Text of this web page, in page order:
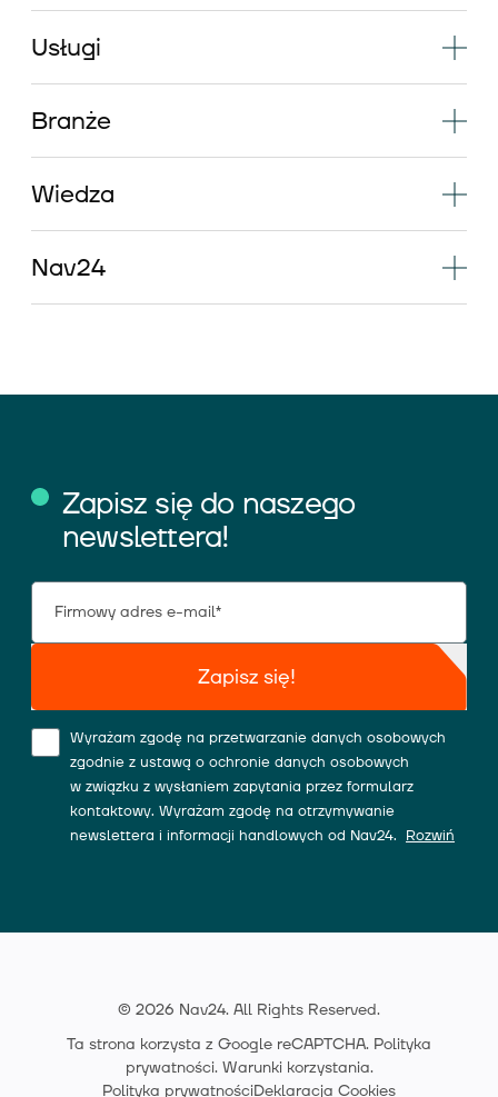
Usługi
Branże
Wiedza
Nav24
Zapisz się do naszego
newslettera!
Zapisz się!
Wyrażam zgodę na przetwarzanie danych osobowych
zgodnie z ustawą o ochronie danych osobowych
w związku z wysłaniem zapytania przez formularz
kontaktowy. Wyrażam zgodę na otrzymywanie
newslettera i informacji handlowych od Nav24.
Rozwiń
© 2026 Nav24. All Rights Reserved.
Ta strona korzysta z Google reCAPTCHA. Polityka
prywatności. Warunki korzystania.
Polityka prywatnościDeklaracja Cookies